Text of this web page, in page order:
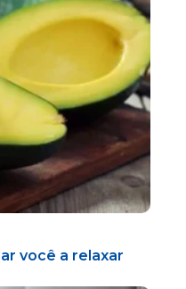
você a relaxar